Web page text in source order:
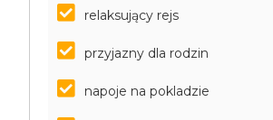
relaksujący rejs
przyjazny dla rodzin
napoje na pokladzie